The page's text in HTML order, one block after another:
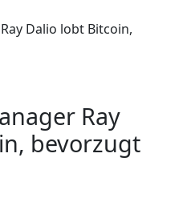
Dalio lobt Bitcoin,
Ray
bevorzugt